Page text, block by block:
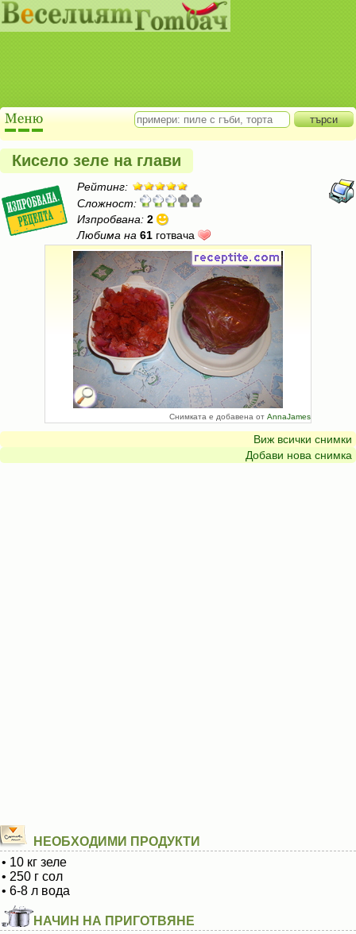
Кисело зеле на глави
Рейтинг:
Сложност:
Изпробвана: 2
Любима на 61 готвача
Снимката е добавена от AnnaJames
Виж всички снимки
Добави нова снимка
НЕОБХОДИМИ ПРОДУКТИ
• 10 кг зеле
• 250 г сол
• 6-8 л вода
НАЧИН НА ПРИГОТВЯНЕ